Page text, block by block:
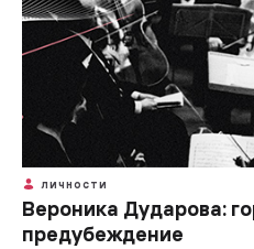
ЛИЧНОСТИ
Вероника Дударова:
предубеждение